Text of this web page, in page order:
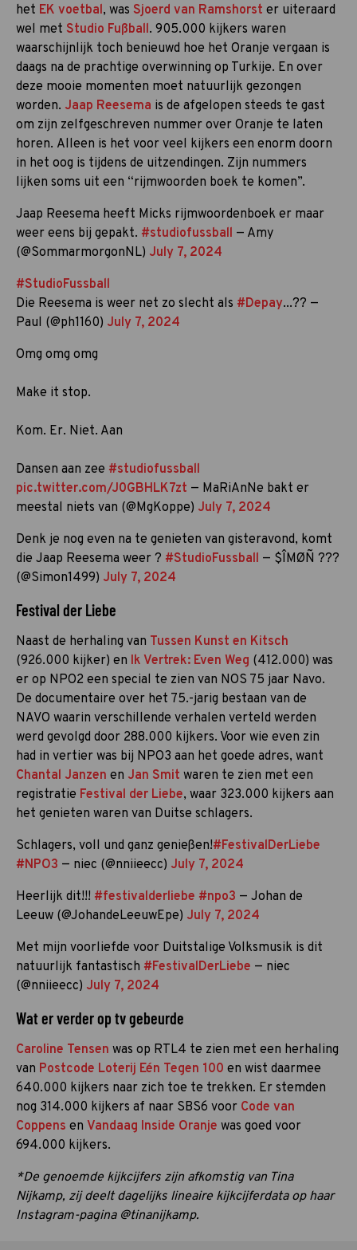
het EK voetbal, was Sjoerd van Ramshorst er uiteraard
wel met Studio Fußball. 905.000 kijkers waren
waarschijnlijk toch benieuwd hoe het Oranje vergaan is
daags na de prachtige overwinning op Turkije. En over
deze mooie momenten moet natuurlijk gezongen
worden. Jaap Reesema is de afgelopen steeds te gast
om zijn zelfgeschreven nummer over Oranje te laten
horen. Alleen is het voor veel kijkers een enorm doorn
in het oog is tijdens de uitzendingen. Zijn nummers
lijken soms uit een “rijmwoorden boek te komen”.
Jaap Reesema heeft Micks rijmwoordenboek er maar
weer eens bij gepakt. #studiofussball — Amy
(@SommarmorgonNL) July 7, 2024
#StudioFussball
Die Reesema is weer net zo slecht als #Depay...?‍? —
Paul (@ph1160) July 7, 2024
Omg omg omg
Make it stop.
Kom. Er. Niet. Aan
Dansen aan zee #studiofussball
pic.twitter.com/J0GBHLK7zt — MaRiAnNe bakt er
meestal niets van (@MgKoppe) July 7, 2024
Denk je nog even na te genieten van gisteravond, komt
die Jaap Reesema weer ? #StudioFussball — $ÎMØÑ ???
(@Simon1499) July 7, 2024
Festival der Liebe
Naast de herhaling van Tussen Kunst en Kitsch
(926.000 kijker) en Ik Vertrek: Even Weg (412.000) was
er op NPO2 een special te zien van NOS 75 jaar Navo.
De documentaire over het 75.-jarig bestaan van de
NAVO waarin verschillende verhalen verteld werden
werd gevolgd door 288.000 kijkers. Voor wie even zin
had in vertier was bij NPO3 aan het goede adres, want
Chantal Janzen en Jan Smit waren te zien met een
registratie Festival der Liebe, waar 323.000 kijkers aan
het genieten waren van Duitse schlagers.
Schlagers, voll und ganz genießen!#FestivalDerLiebe
#NPO3 — niec (@nniieecc) July 7, 2024
Heerlijk dit!!! #festivalderliebe #npo3 — Johan de
Leeuw (@JohandeLeeuwEpe) July 7, 2024
Met mijn voorliefde voor Duitstalige Volksmusik is dit
natuurlijk fantastisch #FestivalDerLiebe — niec
(@nniieecc) July 7, 2024
Wat er verder op tv gebeurde
Caroline Tensen was op RTL4 te zien met een herhaling
van Postcode Loterij Eén Tegen 100 en wist daarmee
640.000 kijkers naar zich toe te trekken. Er stemden
nog 314.000 kijkers af naar SBS6 voor Code van
Coppens en Vandaag Inside Oranje was goed voor
694.000 kijkers.
*De genoemde kijkcijfers zijn afkomstig van Tina
Nijkamp, zij deelt dagelijks lineaire kijkcijferdata op haar
Instagram-pagina @tinanijkamp.